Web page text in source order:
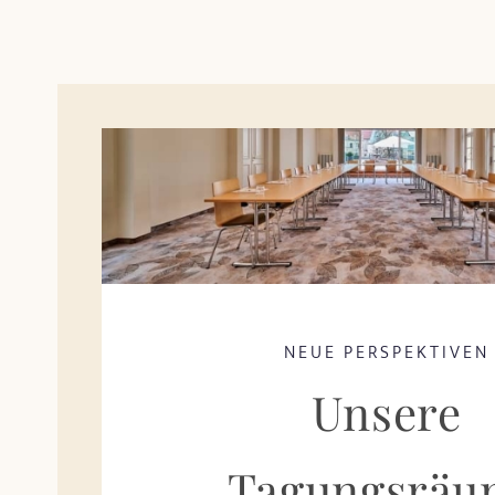
NEUE PERSPEKTIVEN
Unsere